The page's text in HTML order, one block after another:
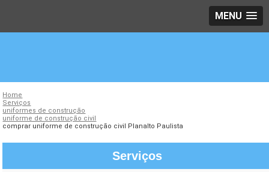
MENU
Home
Serviços
uniformes de construção
uniforme de construção civil
comprar uniforme de construção civil Planalto Paulista
Serviços